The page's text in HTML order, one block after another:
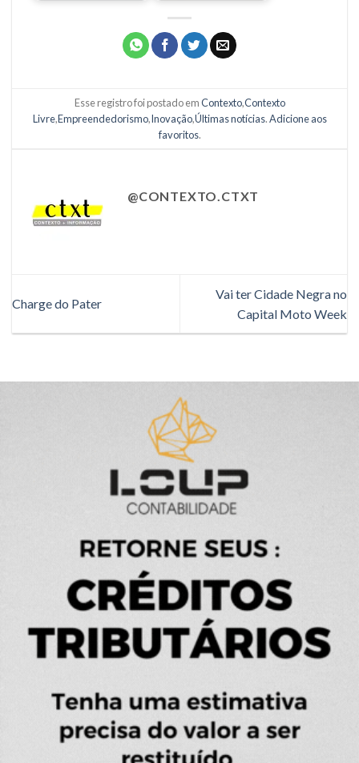
Esse registro foi postado emContexto,Contexto
Livre,Empreendedorismo,Inovação,Últimas notícias.Adicione aos
favoritos.
@CONTEXTO.CTXT
Charge do Pater
Vai ter Cidade Negra no
Capital Moto Week